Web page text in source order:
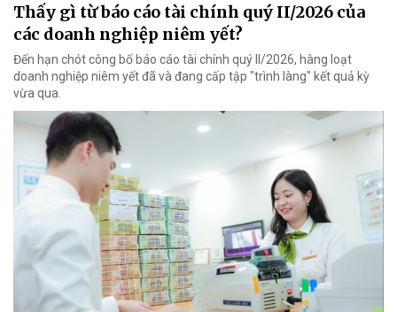
Thấy gì từ báo cáo tài chính quý II/2026 của
các doanh nghiệp niêm yết?
Đến hạn chót công bố báo cáo tài chính quý II/2026, hàng loạt
doanh nghiệp niêm yết đã và đang cấp tập "trình làng" kết quả kỳ
vừa qua.